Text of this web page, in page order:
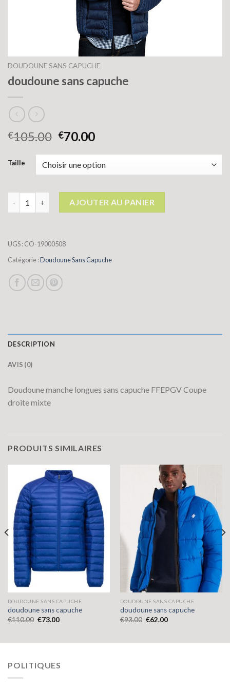
DOUDOUNE SANS CAPUCHE
doudoune sans capuche
€105.00 €70.00
Taille
quantité de doudoune sans capuche
AJOUTER AU PANIER
UGS :CO-19000508
Catégorie :Doudoune Sans Capuche
DESCRIPTION
AVIS (0)
Doudoune manche longues sans capuche FFEPGV Coupe
droite mixte
PRODUITS SIMILAIRES
DOUDOUNE SANS CAPUCHE
doudoune sans capuche
€110.00 €73.00
DOUDOUNE SANS CAPUCHE
doudoune sans capuche
€93.00 €62.00
POLITIQUES